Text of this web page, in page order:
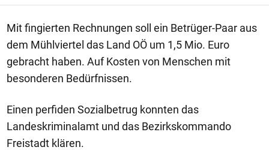
Mit fingierten Rechnungen soll ein Betrüger-Paar aus
dem Mühlviertel das Land OÖ um 1,5 Mio. Euro
gebracht haben. Auf Kosten von Menschen mit
besonderen Bedürfnissen.
Einen perfiden Sozialbetrug konnten das
Landeskriminalamt und das Bezirkskommando
Freistadt klären.